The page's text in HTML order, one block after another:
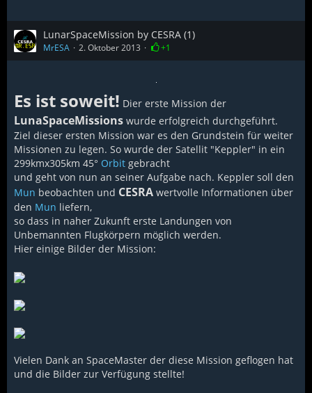
LunarSpaceMission by CESRA (1)
MrESA 2. Oktober 2013 +1
Es ist soweit! Dier erste Mission der
LunaSpaceMissions wurde erfolgreich durchgeführt.
Ziel dieser ersten Mission war es den Grundstein für weiter
Missionen zu legen. So wurde der Satellit "Keppler" in ein
299kmx305km 45° Orbit gebracht
und geht von nun an seiner Aufgabe nach. Keppler soll den
Mun beobachten und CESRA wertvolle Informationen über
den Mun liefern,
so dass in naher Zukunft erste Landungen von
Unbemannten Flugkörpern möglich werden.
Hier einige Bilder der Mission:
Vielen Dank an SpaceMaster der diese Mission geflogen hat
und die Bilder zur Verfügung stellte!